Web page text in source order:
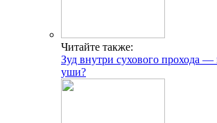
Читайте также:
Зуд внутри сухового прохода
уши?